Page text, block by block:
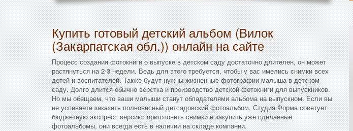
Купить готовый детский альбом (Вилок
(Закарпатская обл.)) онлайн на сайте
Процесс создания фотокниги о выпуске в детском саду достаточно длителен, он может
растянуться на 2-3 недели. Ведь для этого требуется, чтобы у вас имелись снимки всех
детей и воспитателей. Также будут нужны жизненные фотографии малыша в детском
саду. Долго длится обычно верстка и производство детской фотокниги для выпускников.
Но мы обещаем, что ваши малыши станут обладателями альбома на выпускном. Если вы
не успеваете заказать полновесный детсадовский фотоальбом, Студия Форма советует
бюджетную экспресс версию: приготовить снимки и закупить уже сделанные
фотоальбомы, они всегда есть в наличии на складе компании.